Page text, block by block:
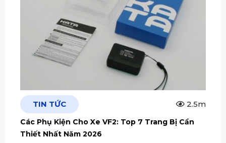
TIN TỨC 2.5m
Các Phụ Kiện Cho Xe VF2: Top 7 Trang Bị Cần
Thiết Nhất Năm 2026